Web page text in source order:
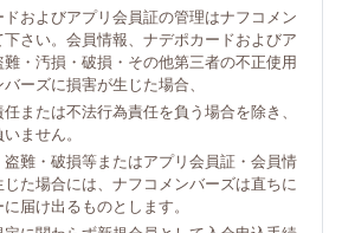
およびアプリ会員証の管理はナフコメン
さい。会員情報、ナデポカードおよびア
・汚損・破損・その他第三者の不正使用
ーズに損害が生じた場合、
または不法行為責任を負う場合を除き、
ません。
難・破損等またはアプリ会員証・会員情
た場合には、ナフコメンバーズは直ちに
届け出るものとします。